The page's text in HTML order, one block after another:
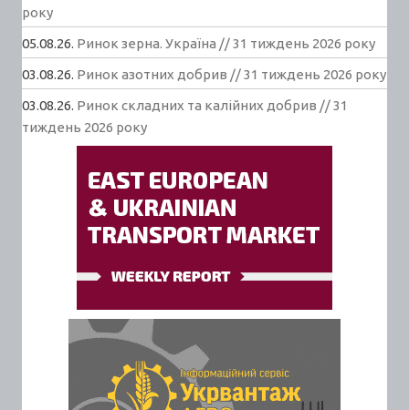
року
05.08.26. Ринок зерна. Україна // 31 тиждень 2026 року
03.08.26. Ринок азотних добрив // 31 тиждень 2026 року
03.08.26. Ринок складних та калійних добрив // 31
тиждень 2026 року